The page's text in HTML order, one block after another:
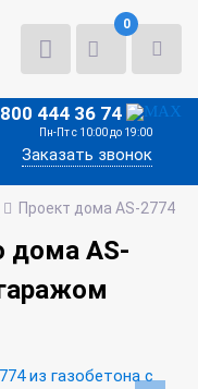
0
444 36 74
Пн-Пт с 10:00 до 19:00
Заказать звонок
Проект дома AS-2774
дома AS-